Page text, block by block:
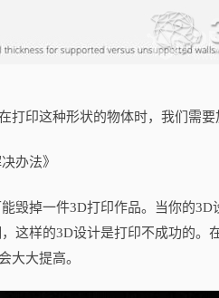
印这种形状的物体时，我们需要
办法》
掉一件3D打印作品。当你的3D
这样的3D设计是打印不成功的。
大大提高。